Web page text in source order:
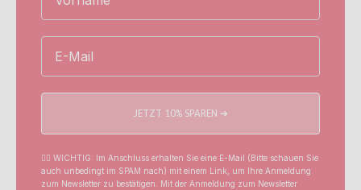
Email
JETZT 10% SPAREN ➔
☝🏼 WICHTIG: Im Anschluss erhalten Sie eine E-Mail (Bitte schauen Sie
auch unbedingt im SPAM nach) mit einem Link, um Ihre Anmeldung
zum Newsletter zu bestätigen. Mit der Anmeldung zum Newsletter